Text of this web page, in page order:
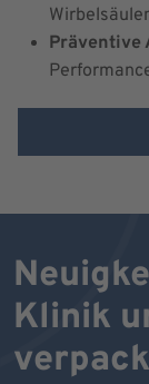
Präventive
Klinik